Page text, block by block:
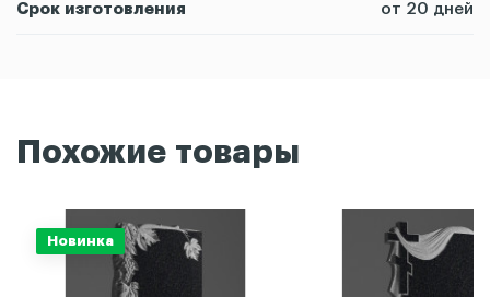
Срок изготовления от 20 дней
Похожие товары
Новинка